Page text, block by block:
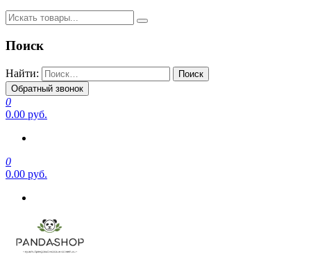
Поиск
Найти:
Обратный звонок
0
0.00 руб.
0
0.00 руб.